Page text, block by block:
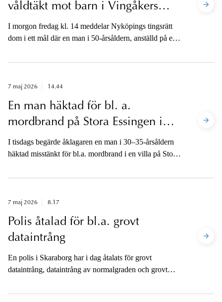
våldtäkt mot barn i Vingåkers
kommun
I morgon fredag kl. 14 meddelar Nyköpings tingsrätt
dom i ett mål där en man i 50-årsåldern, anställd på en
barn i Vingåkers kommun. Åklagare är tillgänglig för
7 maj 2026 14.44
En man häktad för bl. a.
mordbrand på Stora Essingen i
Stockholm
I tisdags begärde åklagaren en man i 30–35-årsåldern
häktad misstänkt för bl.a. mordbrand i en villa på Stora
Svea hovrätt att häkta mannen för både mordbranden
7 maj 2026 8.17
Polis åtalad för bl.a. grovt
dataintrång
En polis i Skaraborg har i dag åtalats för grovt
dataintrång, dataintrång av normalgraden och grovt
april i år.